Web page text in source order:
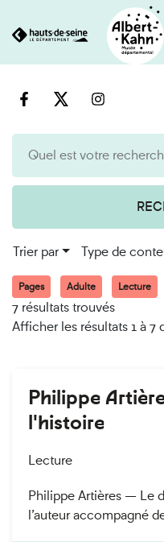
au
Trier par Type de
Pages Adulte Lecture
7 résultats trouvés
Afficher les résultats 1 à 7
Philippe
l'histoire
Lecture
Philippe Artières — Le
l’auteur accompagné
Cookies et traceurs utilisés